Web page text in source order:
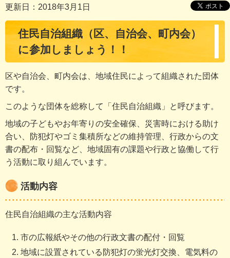
更新日：2018年3月1日
住民自治組織（区、自治会、町内会）
に参加しましょう！！
区や自治会、町内会は、地域住民によって組織された団体
です。
このような団体を総称して「住民自治組織」と呼びます。
地域の子どもやお年寄りの安全確保、災害時における助け
合い、防犯灯やゴミ集積所などの維持管理、行政からの文
書の配布・回覧など、地域固有の課題や行政と協働して行
う活動に取り組んでいます。
活動内容
住民自治組織の主な活動内容
市の広報紙やその他の行政文書の配付・回覧
地域に設置されている防犯灯の蛍光灯交換、電気料の